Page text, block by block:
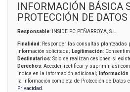
INFORMACIÓN BÁSICA
PROTECCIÓN DE DATOS
Responsable: INSIDE PC PEÑARROYA, S.L.
Finalidad: Responder las consultas planteadas
información solicitada; Legitimación:
Destinatarios: Solo se realizan cesiones si
Derechos: Acceder, rectificar y suprimir, así
indica en la información adicional;
Información
la información completa de Protección de Datos
Privacidad